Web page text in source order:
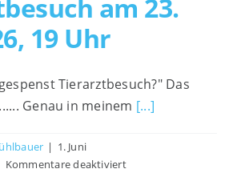
am 23.
19 Uhr
Tierarztbesuch?" Das
Genau in meinem [...]
| 1. Juni
Kommentare deaktiviertfür